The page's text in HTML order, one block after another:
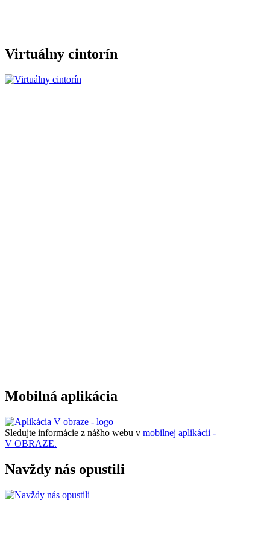
Virtuálny cintorín
Mobilná aplikácia
Sledujte informácie z nášho webu v mobilnej aplikácii -
V OBRAZE.
Navždy nás opustili